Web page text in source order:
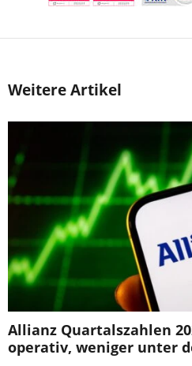
Weitere Artikel
Allianz Quartalszahlen
operativ, weniger unter